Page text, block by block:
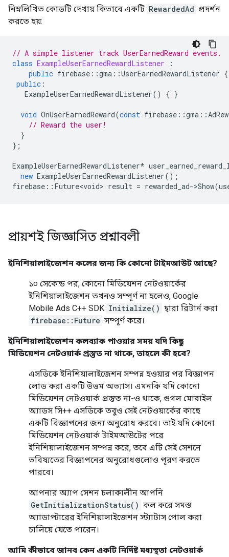
নিম্নলিখিত কোডটি দেখায় কিভাবে একটি RewardedAd প্রদর্শন
করতে হয়:
// A simple listener track UserEarnedReward events.
class ExampleUserEarnedRewardListener
:
public firebase ::gma ::UserEarnedRewardListener {
public :
ExampleUserEarnedRewardListener() { }
void OnUserEarnedReward(const firebase ::gma ::
// Reward the user!
}
};
ExampleUserEarnedRewardListener*
new ExampleUserEarnedRewardListener();
firebase :: Future<void> result = rewarded_ad->Show(
প্রায়শই জিজ্ঞাসিত প্রশ্নাবলী
ইনিশিয়ালাইজেশন কলের জন্য কি কোনো টাইমআউট আছে?
১০ সেকেন্ড পর, কোনো মিডিয়েশন নেটওয়ার্কের
ইনিশিয়ালাইজেশন তখনও সম্পূর্ণ না হলেও, Google
Mobile Ads C++ SDK Initialize() দ্বারা রিটার্ন করা
firebase::Future সম্পূর্ণ করে।
ইনিশিয়ালাইজেশন কলব্যাক পাওয়ার সময় যদি কিছু
মিডিয়েশন নেটওয়ার্ক প্রস্তুত না থাকে, তাহলে কী হবে?
এসডিকে ইনিশিয়ালাইজেশন সম্পন্ন হওয়ার পর বিজ্ঞাপন
লোড করা একটি উত্তম অভ্যাস। এমনকি যদি কোনো
মিডিয়েশন নেটওয়ার্ক প্রস্তুত না-ও থাকে, গুগল মোবাইল
অ্যাডস সি++ এসডিকে তবুও সেই নেটওয়ার্কের কাছে
একটি বিজ্ঞাপনের জন্য অনুরোধ করবে। তাই যদি কোনো
মিডিয়েশন নেটওয়ার্ক টাইমআউটের পরে
ইনিশিয়ালাইজেশন সম্পন্ন করে, তবে এটি সেই সেশনে
ভবিষ্যতের বিজ্ঞাপনের অনুরোধগুলোও পূরণ করতে
পারবে।
আপনার অ্যাপ সেশন চলাকালীন আপনি
GetInitializationStatus() কল করে সমস্ত
অ্যাডাপ্টারের ইনিশিয়ালাইজেশন স্ট্যাটাস পোল করা
চালিয়ে যেতে পারেন।
আমি কীভাবে জানব কেন একটি নির্দিষ্ট মধ্যস্থতা নেটওয়ার্ক